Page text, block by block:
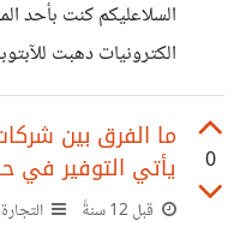
البرمجة من فرد أو
المميزات للفكرة؟ هل
السلاعليكم كنت بأحد
الكترونيات دهبت
لقد شاهدت اعلان عن
الموقع فإذا باعلان
الربح من هذه
0
ما الفرق بين
يأتي التوفير في
قبل 12 سنةً